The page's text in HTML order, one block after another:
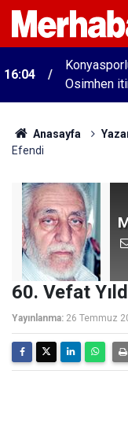
16:04
Osimhen
Anasayfa
Efendi
60. Vefat
Yayınlanma: 26 Temmuz